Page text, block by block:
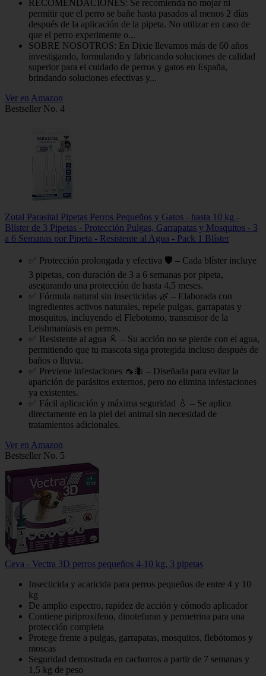
RECOMENDACIONES: Se recomienda no mojar ni
permitir que el perro se bañe hasta pasados al menos 2 días
después de la aplicación de la pipeta. No utilizar en caso de
que el perro experimente o...
SOBRE NOSOTROS: En Dixie llevamos más de 60 años
investigando, formulando y fabricando soluciones de calidad
superior para el cuidado de perros y gatos en España,
brindando soluciones efectivas y...
Ver en Amazon
Bestseller No. 4
Zotal Parasital Pipetas Perros Pequeños y Gatos - hasta 10 kg -
Blíster de 3 Pipetas - Protección Pulgas, Garrapatas y Mosquitos - 3
a 6 Semanas por Pipeta - Resistente al Agua - Pack 1 Blíster
✅ Protección prolongada y efectiva 🛡️ – Cada blíster incluye
3 pipetas, con duración de 3 a 6 semanas por pipeta,
asegurando una protección de hasta 4,5 meses.
✅ Fórmula natural sin insecticidas 🌿 – Elaborada con
ingredientes activos naturales, repele pulgas, garrapatas y
mosquitos, incluyendo el Flebotomo, transmisor de la
Leishmaniasis en perros.
✅ Resistente al agua 🚿 – Su acción no se pierde con el agua,
permitiendo que tu mascota siga protegida incluso después de
baños o lluvia.
✅ Previene infestaciones 🦟🐜 – Diseñada para evitar la
aparición de parásitos externos, pero no elimina infestaciones
ya existentes.
✅ Fácil aplicación y máxima seguridad 💧 – Se aplica
directamente en la piel del animal sin necesidad de
tratamientos adicionales.
Ver en Amazon
Bestseller No. 5
Ceva - Vectra 3D perros pequeños 4-10 kg, 3 pipetas
Insecticida y acaricida para perros pequeños de entre 4 y 10
kg
De amplio espectro, rapidez de acción y cómodo aplicador
Contiene piriproxifeno, dinotefuran y permetrina para una
protección completa
Protege frente a pulgas, garrapatas, mosquitos, flebótomos y
moscas
Seguridad demostrada en cachorros a partir de 7 semanas y
1,5 kg de peso